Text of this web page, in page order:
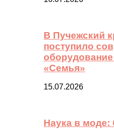
В Пучежский
поступило
«Семья»
15.07.2026
Наука в моде: